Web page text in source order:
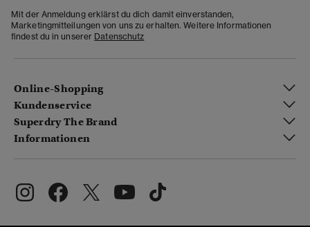
Mit der Anmeldung erklärst du dich damit einverstanden,
Marketingmitteilungen von uns zu erhalten. Weitere Informationen
findest du in unserer Datenschutz
Online-Shopping
Kundenservice
Superdry The Brand
Informationen